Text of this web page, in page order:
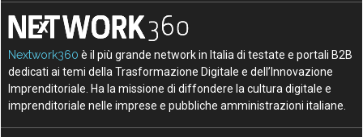
Nextwork360 è il più grande network in Italia di testate e portali B2B
dedicati ai temi della Trasformazione Digitale e dell’Innovazione
Imprenditoriale. Ha la missione di diffondere la cultura digitale e
imprenditoriale nelle imprese e pubbliche amministrazioni italiane.